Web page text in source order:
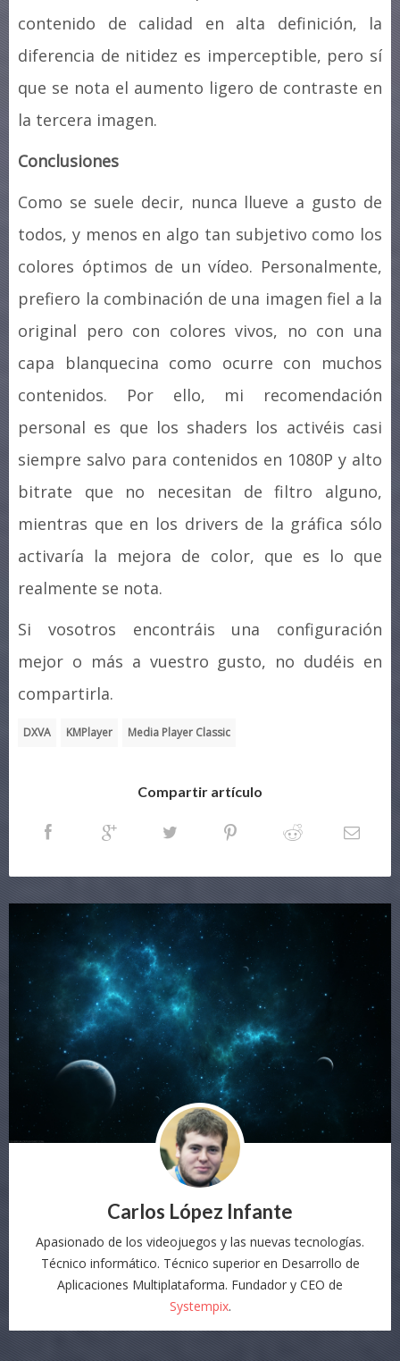
contenido de calidad en alta definición, la
diferencia de nitidez es imperceptible, pero sí
que se nota el aumento ligero de contraste en
la tercera imagen.
Conclusiones
Como se suele decir, nunca llueve a gusto de
todos, y menos en algo tan subjetivo como los
colores óptimos de un vídeo. Personalmente,
prefiero la combinación de una imagen fiel a la
original pero con colores vivos, no con una
capa blanquecina como ocurre con muchos
contenidos. Por ello, mi recomendación
personal es que los shaders los activéis casi
siempre salvo para contenidos en 1080P y alto
bitrate que no necesitan de filtro alguno,
mientras que en los drivers de la gráfica sólo
activaría la mejora de color, que es lo que
realmente se nota.
Si vosotros encontráis una configuración
mejor o más a vuestro gusto, no dudéis en
compartirla.
DXVA KMPlayer Media Player Classic
Compartir artículo
Carlos López Infante
Apasionado de los videojuegos y las nuevas tecnologías.
Técnico informático. Técnico superior en Desarrollo de
Aplicaciones Multiplataforma. Fundador y CEO de
Systempix.